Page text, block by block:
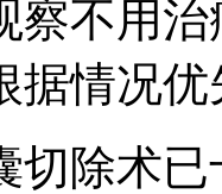
察不用
据情况
除术已